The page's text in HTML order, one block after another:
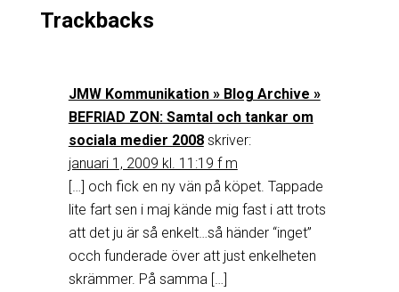
Trackbacks
JMW Kommunikation » Blog Archive »
BEFRIAD ZON: Samtal och tankar om
sociala medier 2008 skriver:
januari 1, 2009 kl. 11:19 f m
[…] och fick en ny vän på köpet. Tappade
lite fart sen i maj kände mig fast i att trots
att det ju är så enkelt…så händer “inget”
occh funderade över att just enkelheten
skrämmer. På samma […]